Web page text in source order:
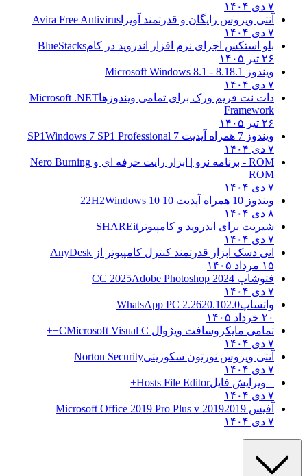
آنتی ویروس رایگان و قدرتمند آویراAvira Free Antivirus
بلو استکس اجرای نرم افزار اندروید در کام BlueStacks
ویندوز 8.1 8.1 - Microsoft Windows 8.1
دات نت فریم ورک برای تمامی ویندوزهاMicrosoft .NET
Framework
ویندوز 7 همراه آپدیت 7 SP1
Windows 7 SP1 Professional
ROM - برنامه نرو | ابزار رایت حرفه ای و
Nero Burning
ویندوز 10 همراه آپدیت 10 22H2
Windows 10
شیریت برای اندروید و کامپیوترSHAREit
انی دسک ابزار قدرتمند کنترل کامپیوتر ازAnyDesk
فتوشاپ CC 2025Adobe Photoshop 2024
واتساپWhatsApp PC 2.2620.102.0
تمامی مایکروسافت ویژوال CMicrosoft Visual C++
آنتی ویروس نورتون سکوریتیNorton Security
– ویرایش فایلHosts File Editor+
آفیس 2019
2019 Microsoft Office 2019 Pro Plus v